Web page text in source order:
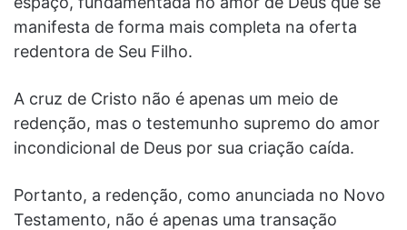
manifesta de forma mais completa na oferta
redentora de Seu Filho.
A cruz de Cristo não é apenas um meio de
redenção, mas o testemunho supremo do amor
incondicional de Deus por sua criação caída.
Portanto, a redenção, como anunciada no Novo
Testamento, não é apenas uma transação